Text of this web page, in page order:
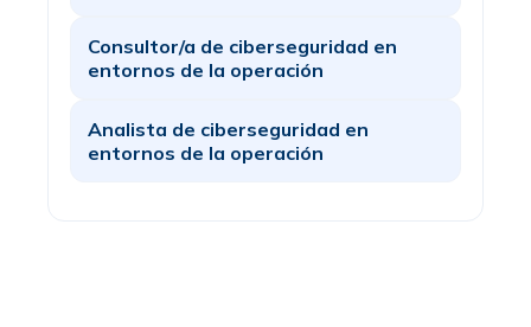
Consultor/a de ciberseguridad en
entornos de la operación
Analista de ciberseguridad en
entornos de la operación